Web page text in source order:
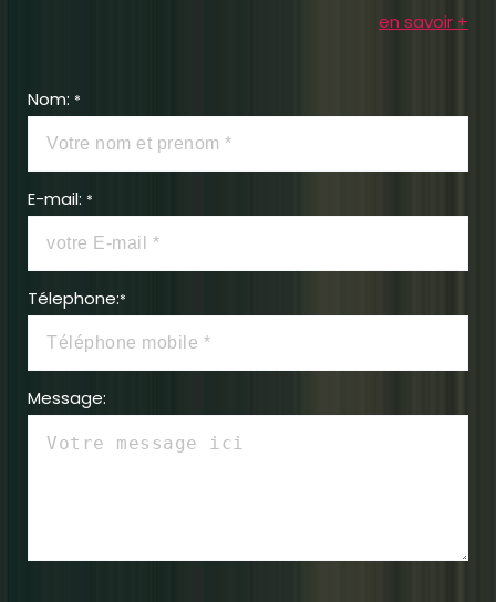
en savoir +
Nom: *
E-mail: *
Télephone:*
Message: